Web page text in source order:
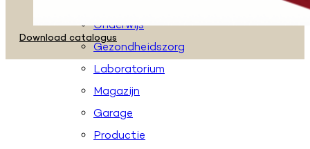
Onderwijs
Gezondheidszorg
Laboratorium
Magazijn
Garage
Productie
Download catalogus